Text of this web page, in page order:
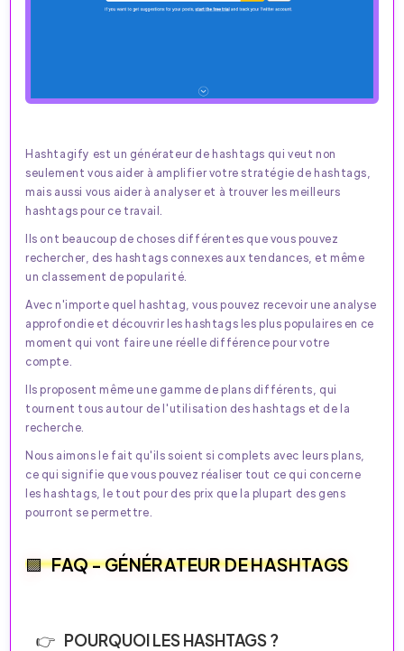
Hashtagify est un générateur de hashtags qui veut non
seulement vous aider à amplifier votre stratégie de hashtags,
mais aussi vous aider à analyser et à trouver les meilleurs
hashtags pour ce travail.
Ils ont beaucoup de choses différentes que vous pouvez
rechercher, des hashtags connexes aux tendances, et même
un classement de popularité.
Avec n'importe quel hashtag, vous pouvez recevoir une analyse
approfondie et découvrir les hashtags les plus populaires en ce
moment qui vont faire une réelle différence pour votre
compte.
Ils proposent même une gamme de plans différents, qui
tournent tous autour de l'utilisation des hashtags et de la
recherche.
Nous aimons le fait qu'ils soient si complets avec leurs plans,
ce qui signifie que vous pouvez réaliser tout ce qui concerne
les hashtags, le tout pour des prix que la plupart des gens
pourront se permettre.
FAQ - GÉNÉRATEUR DE HASHTAGS
POURQUOI LES HASHTAGS ?